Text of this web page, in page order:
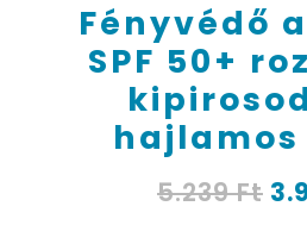
Fényvédő
SPF 50+
5.239Ft